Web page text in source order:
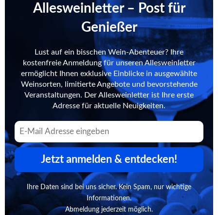
Allesweinletter – Post für
Genießer
Lust auf ein bisschen Wein-Abenteuer? Ihre
kostenfreie Anmeldung für unseren Allesweinletter
ermöglicht Ihnen exklusive Einblicke in ausgewählte
Weinsorten, limitierte Angebote und bevorstehende
Veranstaltungen. Der Allesweinletter ist Ihre erste
Adresse für aktuelle Neuigkeiten.
Jetzt anmelden & entdecken!
Ihre Daten sind bei uns sicher. Kein Spam, nur wichtige
Informationen.
Abmeldung jederzeit möglich.